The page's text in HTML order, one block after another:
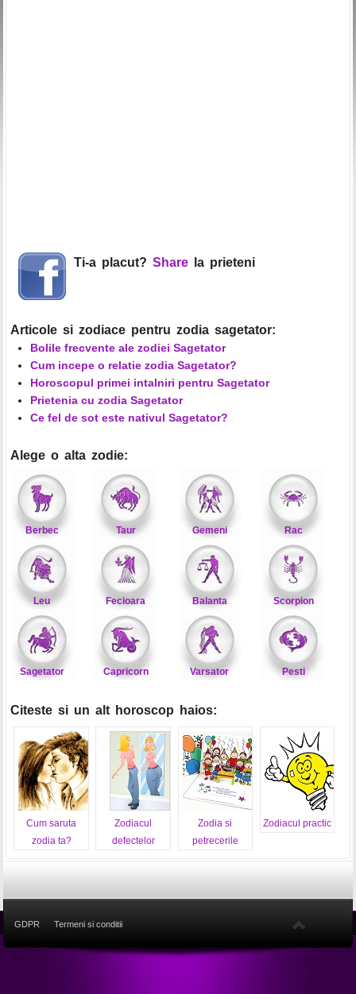
Ti-a placut? Share la prieteni
Articole si zodiace pentru zodia sagetator:
Bolile frecvente ale zodiei Sagetator
Cum incepe o relatie zodia Sagetator?
Horoscopul primei intalniri pentru Sagetator
Prietenia cu zodia Sagetator
Ce fel de sot este nativul Sagetator?
Alege o alta zodie:
Berbec Taur Gemeni Rac
Leu Fecioara Balanta Scorpion
Sagetator Capricorn Varsator Pesti
Citeste si un alt horoscop haios:
Cum saruta
zodia ta?
Zodiacul
defectelor
Zodia si
petrecerile
Zodiacul practic
GDPR Termeni si conditii